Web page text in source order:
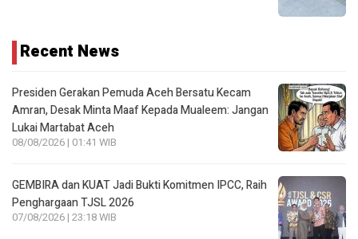
Recent News
Presiden Gerakan Pemuda Aceh Bersatu Kecam
Amran, Desak Minta Maaf Kepada Mualeem: Jangan
Lukai Martabat Aceh
08/08/2026 | 01:41 WIB
GEMBIRA dan KUAT Jadi Bukti Komitmen IPCC, Raih
Penghargaan TJSL 2026
07/08/2026 | 23:18 WIB